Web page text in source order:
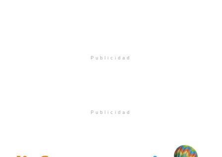
Publicidad
Publicidad